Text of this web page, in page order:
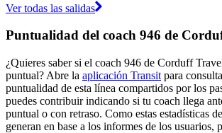
Ver todas las salidas
Puntualidad del coach 946 de
¿Quieres saber si el coach 946 de Corduff
puntual? Abre la aplicación Transit para
puntualidad de esta línea compartidos por los
puedes contribuir indicando si tu coach llega
puntual o con retraso. Como estas estadísticas
generan en base a los informes de los usuarios,